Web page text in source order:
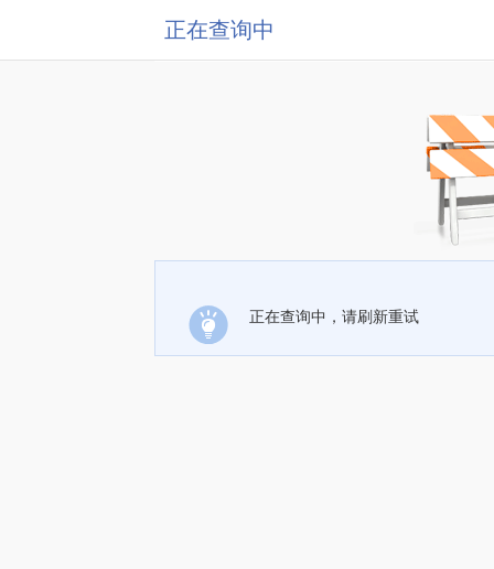
正在查询中
正在查询中，请刷新重试